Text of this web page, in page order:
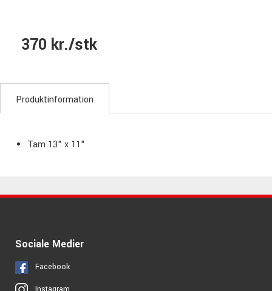
370 kr./stk
Produktinformation
Tam 13" x 11"
Sociale Medier
Facebook